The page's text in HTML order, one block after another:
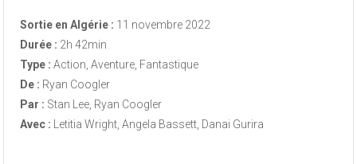
Sortie en Algérie : 11 novembre 2022
Durée : 2h 42min
Type : Action, Aventure, Fantastique
De : Ryan Coogler
Par : Stan Lee, Ryan Coogler
Avec : Letitia Wright, Angela Bassett, Danai Gurira